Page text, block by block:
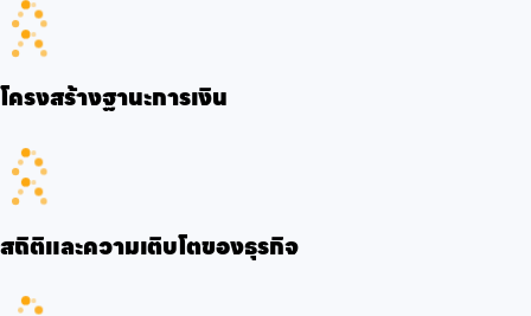
โครงสร้างฐานะการเงิน
สถิติและความเติบโตของธุรกิจ